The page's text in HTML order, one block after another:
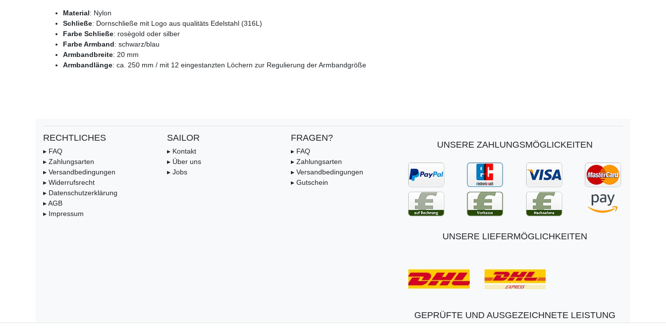
Material: Nylon
Schließe: Dornschließe mit Logo aus qualitäts Edelstahl (316L)
Farbe Schließe: rosègold oder silber
Farbe Armband: schwarz/blau
Armbandbreite: 20 mm
Armbandlänge: ca. 250 mm / mit 12 eingestanzten Löchern zur Regulierung der Armbandgröße
RECHTLICHES
▸ FAQ
▸ Zahlungsarten
▸ Versandbedingungen
▸ Widerrufsrecht
▸ Datenschutzerklärung
▸ AGB
▸ Impressum
SAILOR
▸ Kontakt
▸ Über uns
▸ Jobs
FRAGEN?
▸ FAQ
▸ Zahlungsarten
▸ Versandbedingungen
▸ Gutschein
UNSERE ZAHLUNGSMÖGLICKEITEN
UNSERE LIEFERMÖGLICHKEITEN
GEPRÜFTE UND AUSGEZEICHNETE LEISTUNG